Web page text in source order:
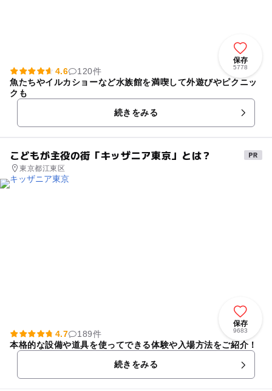
保存
5778
4.6
120件
魚たちやイルカショーなど水族館を満喫して外遊びやピクニッ
クも
続きをみる
こどもが主役の街「キッザニア東京」とは？
東京都江東区
保存
9683
4.7
189件
本格的な設備や道具を使ってできる体験や入場方法をご紹介！
続きをみる